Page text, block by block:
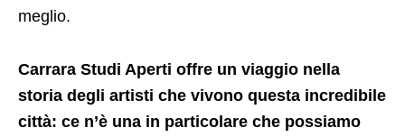
meglio.
Carrara Studi Aperti offre un viaggio nella
storia degli artisti che vivono questa incredibile
città: ce n’è una in particolare che possiamo